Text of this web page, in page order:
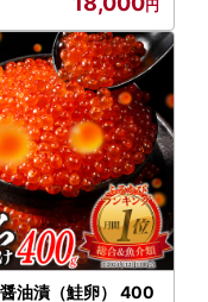
油漬（鮭卵） 400